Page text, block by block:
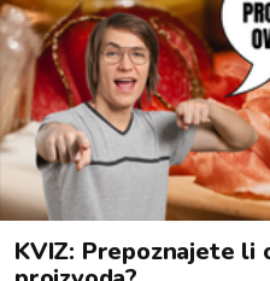
KVIZ: Prepoznajete li